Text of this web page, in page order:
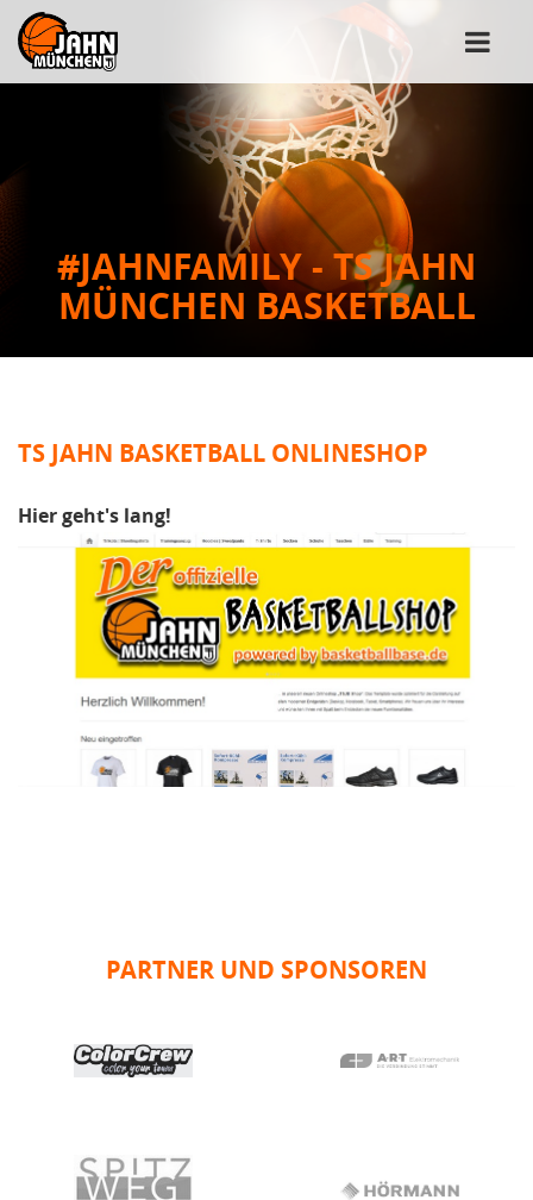
#JAHNFAMILY - TS JAHN
MÜNCHEN BASKETBALL
TS JAHN BASKETBALL ONLINESHOP
Hier geht's lang!
PARTNER UND SPONSOREN